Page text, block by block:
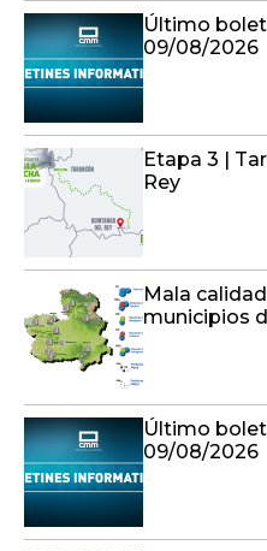
Último
09/08/2026
Etapa 3 |
Rey
Mala
municipios
Último
09/08/2026